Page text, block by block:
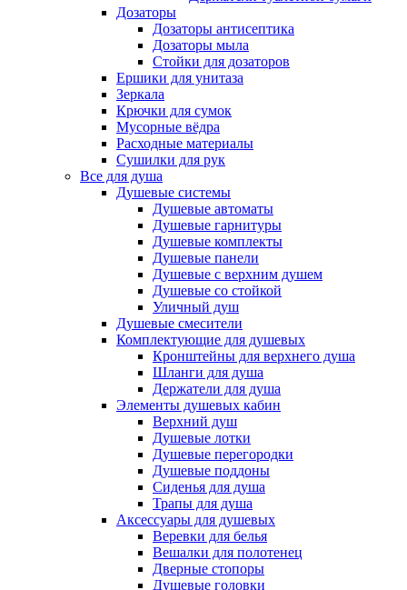
Дозаторы
Дозаторы антисептика
Дозаторы мыла
Стойки для дозаторов
Ершики для унитаза
Зеркала
Крючки для сумок
Мусорные вёдра
Расходные материалы
Сушилки для рук
Все для душа
Душевые системы
Душевые автоматы
Душевые гарнитуры
Душевые комплекты
Душевые панели
Душевые с верхним душем
Душевые со стойкой
Уличный душ
Душевые смесители
Комплектующие для душевых
Кронштейны для верхнего душа
Шланги для душа
Держатели для душа
Элементы душевых кабин
Верхний душ
Душевые лотки
Душевые перегородки
Душевые поддоны
Сиденья для душа
Трапы для душа
Аксессуары для душевых
Веревки для белья
Вешалки для полотенец
Дверные стопоры
Душевые головки